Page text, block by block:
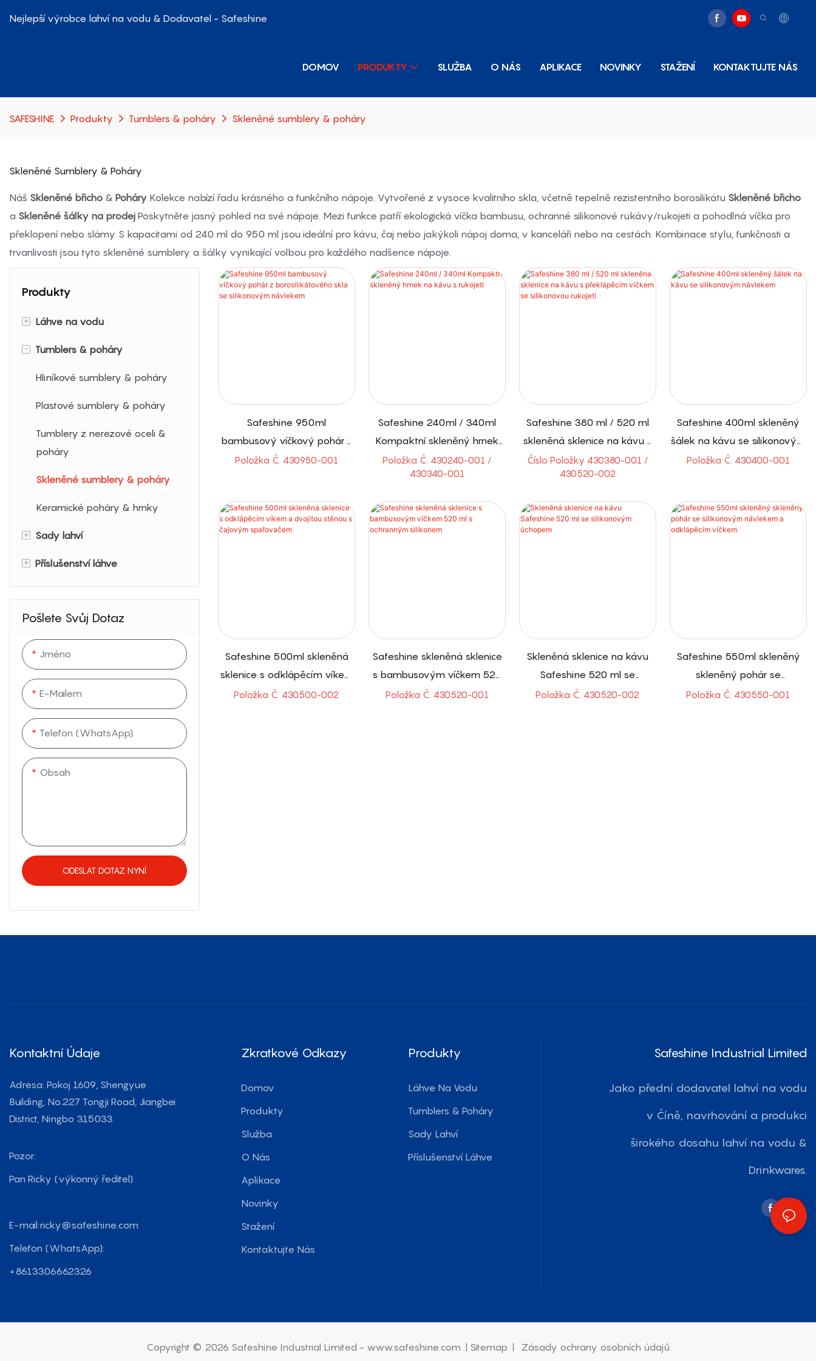
Nejlepší výrobce lahví na vodu & Dodavatel - Safeshine
DOMOV PRODUKTY SLUŽBA O NÁS APLIKACE NOVINKY STAŽENÍ KONTAKTUJTE NÁS
SAFESHINE Produkty Tumblers & poháry Skleněné sumblery & poháry
Skleněné Sumblery & Poháry
Náš Skleněné břicho & Poháry Kolekce nabízí řadu krásného a funkčního nápoje. Vytvořené z vysoce kvalitního skla, včetně tepelně rezistentního borosilikátu Skleněné břicho
a Skleněné šálky na prodej Poskytněte jasný pohled na své nápoje. Mezi funkce patří ekologická víčka bambusu, ochranné silikonové rukávy/rukojeti a pohodlná víčka pro
překlopení nebo slámy. S kapacitami od 240 ml do 950 ml jsou ideální pro kávu, čaj nebo jakýkoli nápoj doma, v kanceláři nebo na cestách. Kombinace stylu, funkčnosti a
trvanlivosti jsou tyto skleněné sumblery a šálky vynikající volbou pro každého nadšence nápoje.
Produkty
+ Láhve na vodu
Hliníkové láhve na vodu
Plastové láhve na vodu
Láhve proteinové třepačky
Lahve na vodu z nerezové
oceli
Skleněné láhve na vodu
- Tumblers & poháry
Hliníkové sumblery & poháry
Plastové sumblery & poháry
Tumblery z nerezové oceli &
poháry
Skleněné sumblery & poháry
Keramické poháry & hrnky
+ Sady lahví
Cestovní soupravy na láhve
Dárkové sady láhve
+ Příslušenství láhve
Stračka na vodu
Pouzdro na lahvičku na vodu
Pošlete Svůj Dotaz
Jméno
E-Mailem
Telefon (WhatsApp)
Obsah
ODESLAT DOTAZ NYNÍ
Safeshine 950ml
bambusový víčkový pohár z
borosilikátového skla se
Položka Č. 430950-001
Safeshine 240ml / 340ml
Kompaktní skleněný hrnek
na kávu s rukojetí
Položka Č. 430240-001 /
430340-001
Safeshine 380 ml / 520 ml
skleněná sklenice na kávu s
překlápěcím víčkem se
silikonovou rukojetí
Číslo Položky 430380-001 /
430520-002
Safeshine 400ml skleněný
šálek na kávu se silikonovým
návlekem
Položka Č. 430400-001
Safeshine 500ml skleněná
sklenice s odklápěcím víkem
a dvojitou stěnou s čajovým
Položka Č. 430500-002
Safeshine skleněná sklenice
s bambusovým víčkem 520
ml s ochranným silikonem
Položka Č. 430520-001
Skleněná sklenice na kávu
Safeshine 520 ml se
silikonovým úchopem
Položka Č. 430520-002
Safeshine 550ml skleněný
skleněný pohár se
silikonovým návlekem a
Položka Č. 430550-001
Kontaktní Údaje
Adresa: Pokoj 1609, Shengyue
Building, No.227 Tongji Road, Jiangbei
District, Ningbo 315033
Pozor:
Pan Ricky (výkonný ředitel)
E-mail:ricky@safeshine.com
Telefon (WhatsApp):
+8613306662326
Zkratkové Odkazy
Domov
Produkty
Služba
O Nás
Aplikace
Novinky
Stažení
Kontaktujte Nás
Produkty
Láhve Na Vodu
Tumblers & Poháry
Sady Lahví
Příslušenství Láhve
Safeshine Industrial Limited
Jako přední dodavatel lahví na vodu
v Číně, navrhování a produkci
širokého dosahu lahví na vodu &
Drinkwares.
Copyright © 2026 Safeshine Industrial Limited - www.safeshine.com | Sitemap | Zásady ochrany osobních údajů